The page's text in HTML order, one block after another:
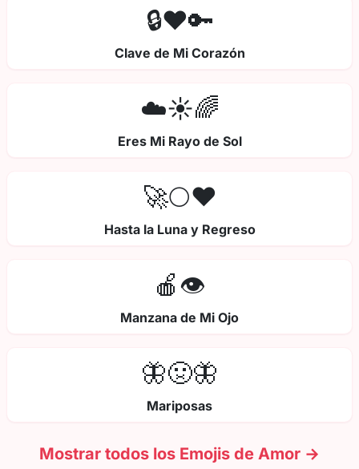
🔒❤️🔑
Clave de Mi Corazón
☁️☀️🌈
Eres Mi Rayo de Sol
🚀🌕❤️
Hasta la Luna y Regreso
🍎👁️
Manzana de Mi Ojo
🦋🤢🦋
Mariposas
Mostrar todos los Emojis de Amor →